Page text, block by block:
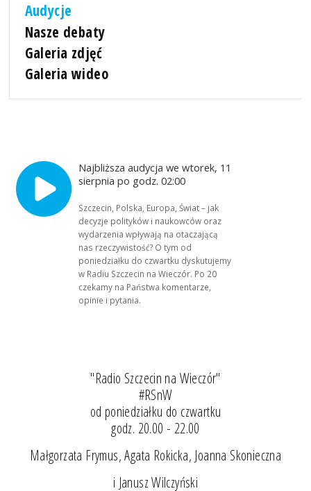
Audycje
Nasze debaty
Galeria zdjęć
Galeria wideo
Najbliższa audycja we wtorek, 11
sierpnia po godz. 02:00
Szczecin, Polska, Europa, Świat – jak
decyzje polityków i naukowców oraz
wydarzenia wpływają na otaczającą
nas rzeczywistość? O tym od
poniedziałku do czwartku dyskutujemy
w Radiu Szczecin na Wieczór. Po 20
czekamy na Państwa komentarze,
opinie i pytania.
"Radio Szczecin na Wieczór"
#RSnW
od poniedziałku do czwartku
godz. 20.00 - 22.00
Małgorzata Frymus, Agata Rokicka, Joanna Skonieczna
i Janusz Wilczyński